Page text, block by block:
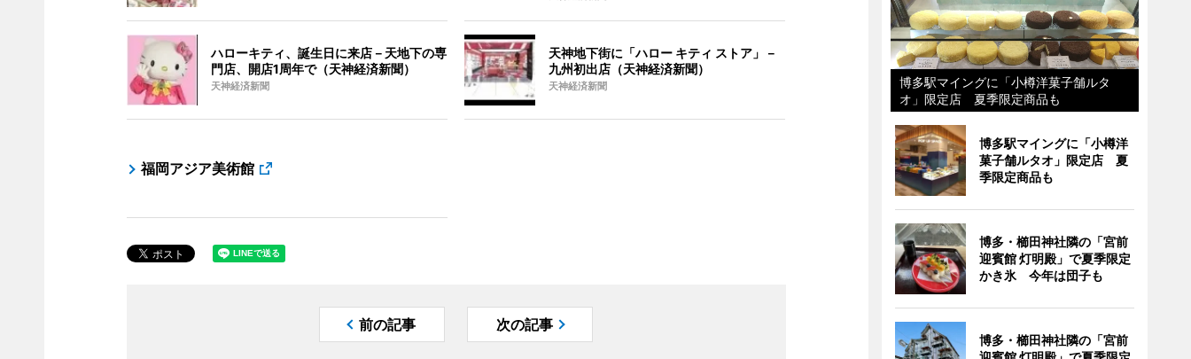
ハローキティ、誕生日に来店－天地下の専
門店、開店1周年で（天神経済新聞）
天神経済新聞
天神地下街に「ハロー キティ ストア」－
九州初出店（天神経済新聞）
天神経済新聞
福岡アジア美術館
前の記事 次の記事
博多駅マイングに「小樽洋菓子舗ルタ
オ」限定店 夏季限定商品も
博多駅マイングに「小樽洋
菓子舗ルタオ」限定店 夏
季限定商品も
博多・櫛田神社隣の「宮前
迎賓館 灯明殿」で夏季限定
かき氷 今年は団子も
博多・櫛田神社隣の「宮前